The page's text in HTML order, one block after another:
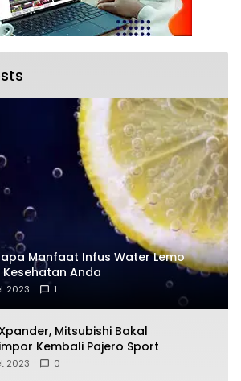
Manfaat Infus Water Lemo
Kesehatan Anda
2023 1
Mitsubishi Bakal
Kembali Pajero Sport
2023 0